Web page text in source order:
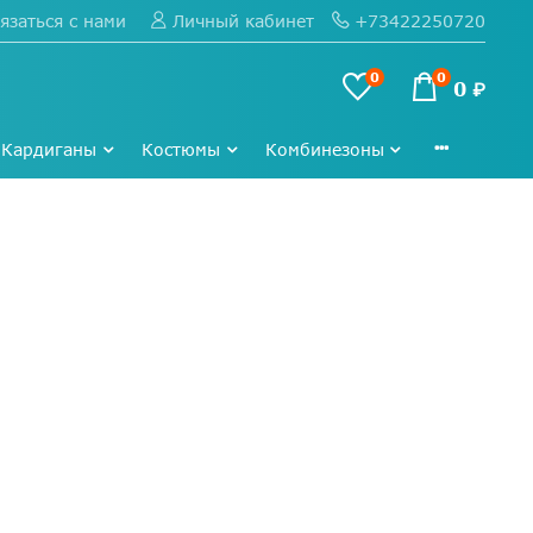
с нами Личный кабинет +73422250720
0 0 0 ₽
Кардиганы Костюмы Комбинезоны